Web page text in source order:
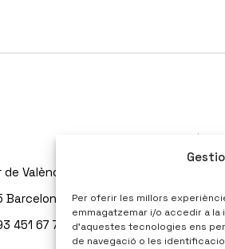
Per oferir les millors
emmagatzemar i/o accedir a
d’aquestes tecnologies ens
de navegació o les
de València, 7, L'Eixample
Barcelona
451 67 71